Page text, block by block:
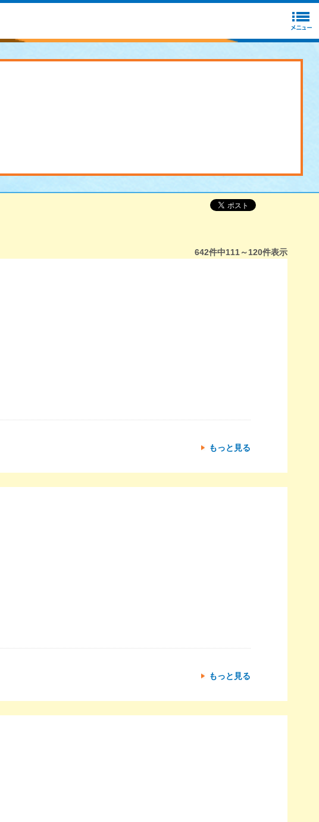
642件中111～120件表示
もっと見る
もっと見る